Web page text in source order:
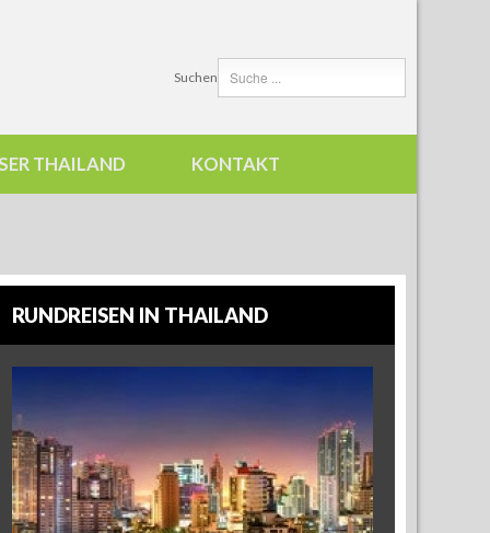
Suchen
THAILAND KONTAKT
RUNDREISEN IN THAILAND